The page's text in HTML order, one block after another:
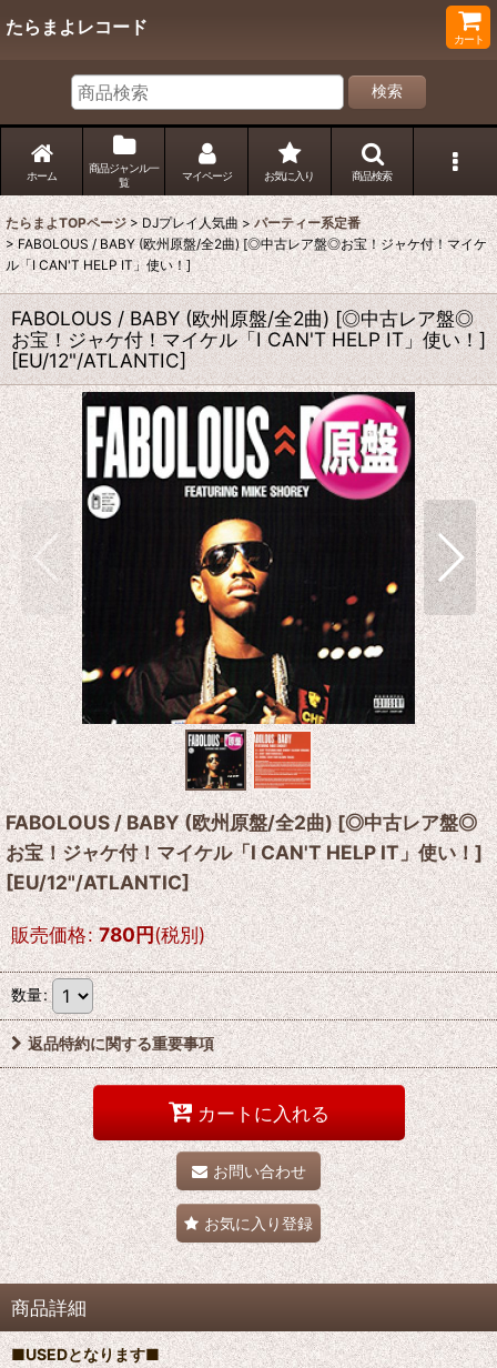
たらまよレコード
カート
検索
ホーム
商品ジャンル一
覧
マイページ お気に入り 商品検索
たらまよTOPページ > DJプレイ人気曲 > パーティー系定番
> FABOLOUS / BABY (欧州原盤/全2曲) [◎中古レア盤◎お宝！ジャケ付！マイケ
ル「I CAN'T HELP IT」使い！]
FABOLOUS / BABY (欧州原盤/全2曲) [◎中古レア盤◎
お宝！ジャケ付！マイケル「I CAN'T HELP IT」使い！]
[EU/12"/ATLANTIC]
FABOLOUS / BABY (欧州原盤/全2曲) [◎中古レア盤◎
お宝！ジャケ付！マイケル「I CAN'T HELP IT」使い！]
[EU/12"/ATLANTIC]
販売価格: 780円(税別)
数量:
返品特約に関する重要事項
カートに入れる
お問い合わせ
お気に入り登録
商品詳細
■USEDとなります■